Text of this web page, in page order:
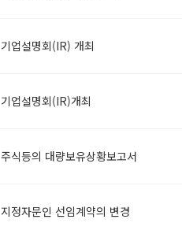
기업설명회(IR) 개최
기업설명회(IR)개최
주식등의 대량보유상황보고서
지정자문인 선임계약의 변경